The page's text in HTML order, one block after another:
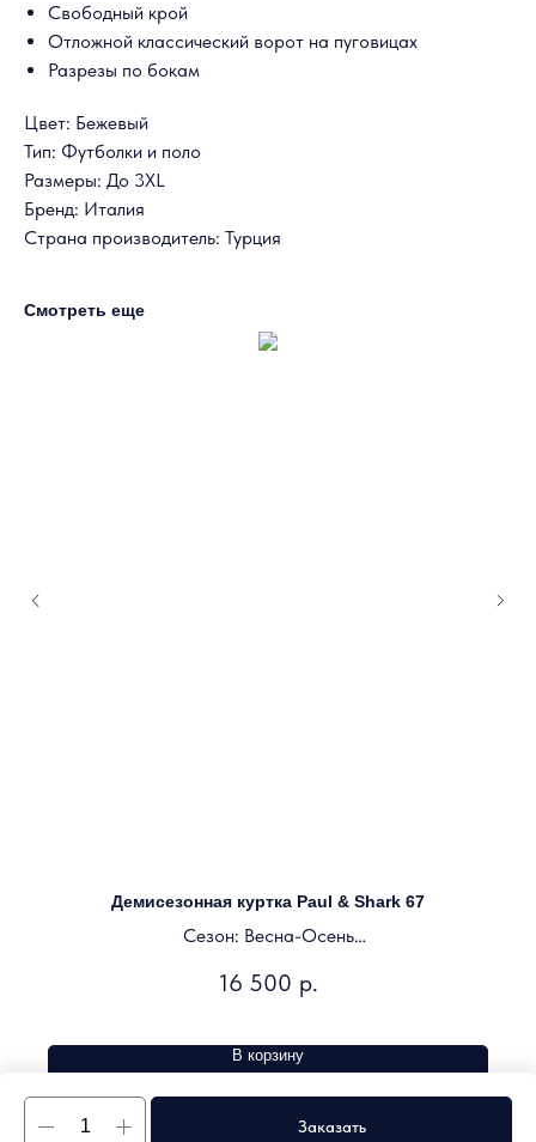
Заказать
Свободный крой
Отложной классический ворот на пуговицах
Разрезы по бокам
Цвет: Бежевый
Тип: Футболки и поло
Размеры: До 3XL
Бренд: Италия
Страна производитель: Турция
Смотреть еще
Демисезонная куртка Paul & Shark 67
Сезон: Весна-Осень
16 500 р.
В корзину